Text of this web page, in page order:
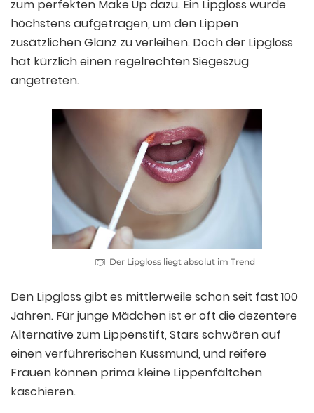
zum perfekten Make Up dazu. Ein Lipgloss wurde
höchstens aufgetragen, um den Lippen
zusätzlichen Glanz zu verleihen. Doch der Lipgloss
hat kürzlich einen regelrechten Siegeszug
angetreten.
Der Lipgloss liegt absolut im Trend
Den Lipgloss gibt es mittlerweile schon seit fast 100
Jahren. Für junge Mädchen ist er oft die dezentere
Alternative zum Lippenstift, Stars schwören auf
einen verführerischen Kussmund, und reifere
Frauen können prima kleine Lippenfältchen
kaschieren.